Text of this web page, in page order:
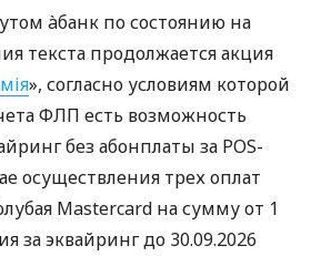
àбанк по состоянию на
текста продолжается акция
», согласно условиям которой
ФЛП есть возможность
без абонплаты за POS-
осуществления трех оплат
Mastercard на сумму от 1
за эквайринг до 30.09.2026